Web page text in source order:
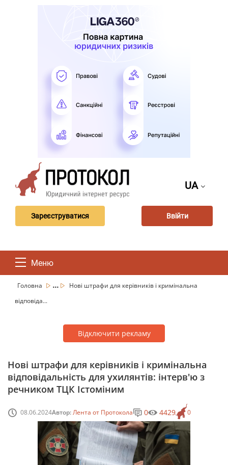
UA
Зареєструватися Ввійти
Меню
Головна ...
Нові штрафи для керівників і кримінальна
відповіда...
Відключити рекламу
Нові штрафи для керівників і кримінальна
відповідальність для ухилянтів: інтерв'ю з
речником ТЦК Істоміним
08.06.2024Автор:Лента от Протокола 0
0 4429